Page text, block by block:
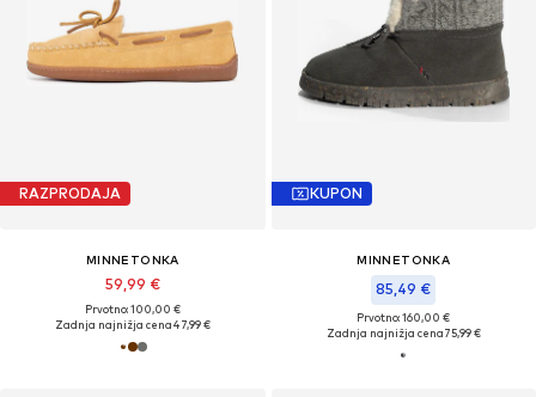
RAZPRODAJA
MINNETONKA
59,99 €
Prvotno: 100,00 €
Zadnja najnižja cena47,99 €
KUPON
MINNETONKA
85,49 €
Prvotno: 160,00 €
Zadnja najnižja cena75,99 €